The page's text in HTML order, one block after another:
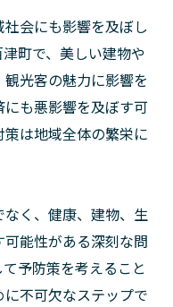
会にも影響を及ぼし
町で、美しい建物や
光客の魅力に影響を
も悪影響を及ぼす可
は地域全体の繁栄に
く、健康、建物、生
能性がある深刻な問
予防策を考えること
不可欠なステップで